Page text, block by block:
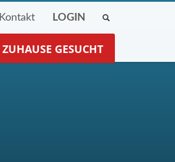
Kontakt LOGIN
ZUHAUSE GESUCHT